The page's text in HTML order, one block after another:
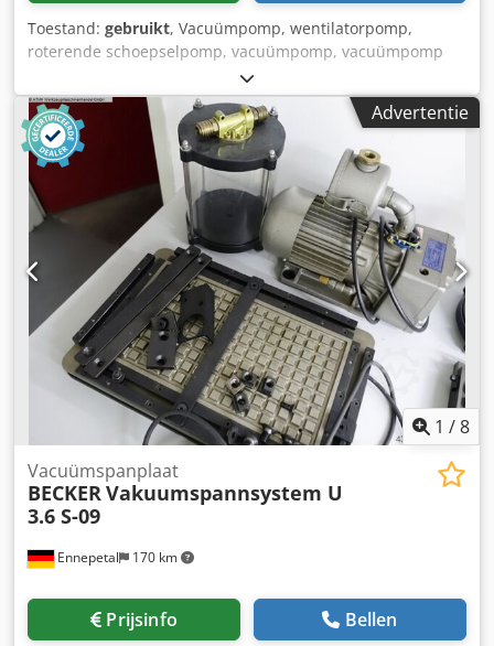
Toestand: gebruikt, Vacuümpomp, wentilatorpomp,
roterende schoepselpomp, vacuümpomp, vacuümpomp
voor schone ruimtes, BECKER type VX 4.40
Hoogvacuümpomp Serienummer: 2583674, bouwjaar 2011
Debiet: 40 m³/h Dcodpszrzyajfx Ah Rek Vacuüm: -0,8 bar
(vastgesteld tijdens proefdraai) Vacuüm: -0,9 bar
(fabrieksspecificatie) Zuigaansluiting: G 3/4"
Motortoerental: 1420 tpm Motorvermogen: 1,25 kW
Netspanning: 400 volt, 50 Hz - droogloopveilig, olievrije
roterende schoepselvacuümpomp - geluidsisolatie van
polystyreen (piepschuim) Afmetingen met
geluidsisolerende behuizing (L x B x H): 820 x 460 x 350
mm Afmetingen zonder geluidsisolerende behuizing (L x B
x H): 540 x 250 x 280 mm Gewicht: 45 kg zeer goede staat
Advertentie
1 /8
Ennepetal 170 km
Vacuümspanplaat
BECKERVakuumspannsystem U
3.6 S-09
Prijsinfo Bellen